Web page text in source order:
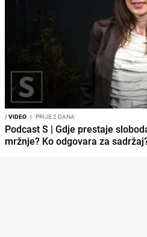
/VIDEO I PRIJE 2 DANA
Podcast S | Gdje prestaje
mržnje? Ko odgovara za